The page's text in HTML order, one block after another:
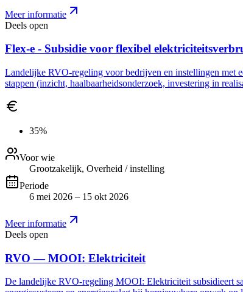
Meer informatie
Deels open
Flex-e - Subsidie voor flexibel
Landelijke RVO-regeling voor bedrijven en instellingen met
stappen (inzicht, haalbaarheidsonderzoek, investering in
35%
Voor wie
Grootzakelijk, Overheid / instelling
Periode
6 mei 2026 – 15 okt 2026
Meer informatie
Deels open
RVO — MOOI: Elektriciteit
De landelijke RVO-regeling MOOI: Elektriciteit subsidieert